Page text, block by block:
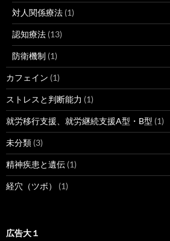
対人関係療法 (1)
認知療法 (13)
防衛機制 (1)
カフェイン (1)
ストレスと判断能力 (1)
就労移行支援、就労継続支援A型・B型 (1)
未分類 (3)
精神疾患と遺伝 (1)
経穴（ツボ） (1)
広告大１